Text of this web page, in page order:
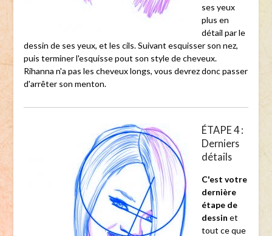
ses yeux
plus en
détail par le
dessin de ses yeux, et les cils. Suivant esquisser son nez,
puis terminer l'esquisse pout son style de cheveux.
Rihanna n'a pas les cheveux longs, vous devrez donc passer
d'arrêter son menton.
ÉTAPE 4 :
Derniers
détails
C'est votre
dernière
étape de
dessin et
tout ce que